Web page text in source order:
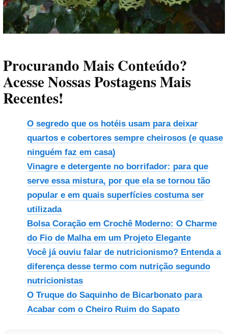
Procurando Mais Conteúdo?
Acesse Nossas Postagens Mais
Recentes!
O segredo que os hotéis usam para deixar
quartos e cobertores sempre cheirosos (e quase
ninguém faz em casa)
Vinagre e detergente no borrifador: para que
serve essa mistura, por que ela se tornou tão
popular e em quais superfícies costuma ser
utilizada
Bolsa Coração em Crochê Moderno: O Charme
do Fio de Malha em um Projeto Elegante
Você já ouviu falar de nutricionismo? Entenda a
diferença desse termo com nutrição segundo
nutricionistas
O Truque do Saquinho de Bicarbonato para
Acabar com o Cheiro Ruim do Sapato